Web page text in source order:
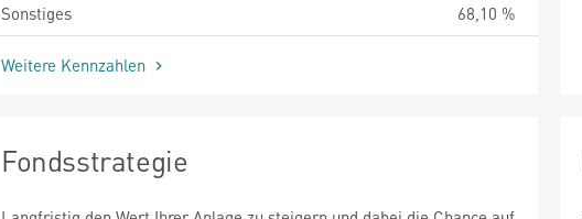
Sonstiges
68,10 %
Weitere Kennzahlen
Fondsstrategie